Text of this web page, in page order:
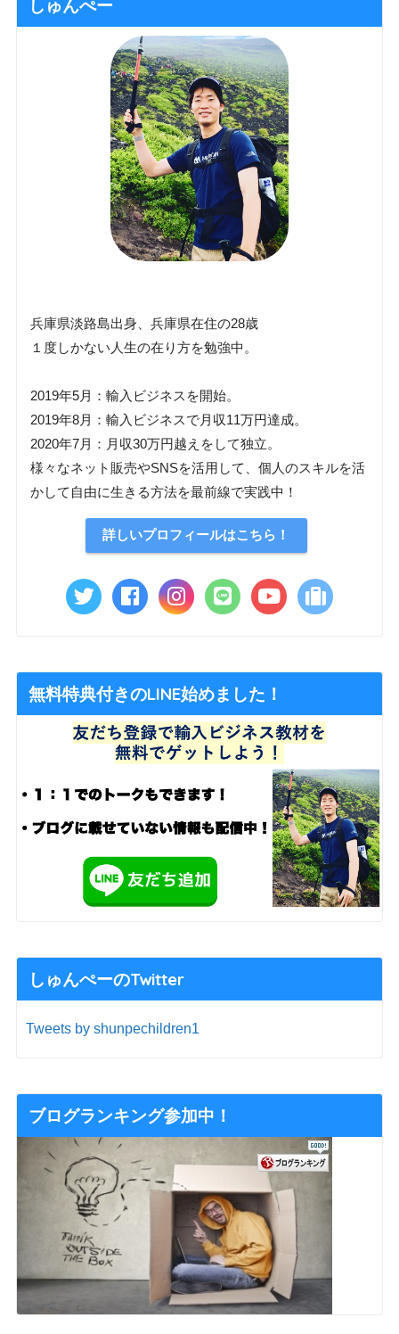
しゅんぺー
兵庫県淡路島出身、兵庫県在住の28歳
１度しかない人生の在り方を勉強中。
2019年5月：輸入ビジネスを開始。
2019年8月：輸入ビジネスで月収11万円達成。
2020年7月：月収30万円越えをして独立。
様々なネット販売やSNSを活用して、個人のスキルを活
かして自由に生きる方法を最前線で実践中！
詳しいプロフィールはこちら！
無料特典付きのLINE始めました！
しゅんぺーのTwitter
Tweets by shunpechildren1
ブログランキング参加中！